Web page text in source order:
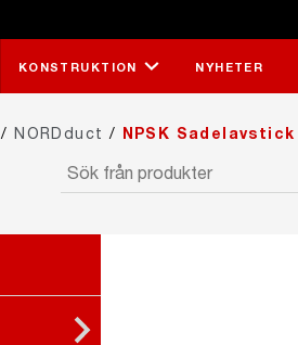
KONSTRUKTION NYHETER
/NORDduct / NPSK Sadelavstick